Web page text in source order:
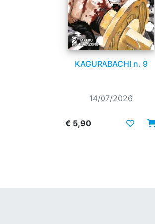
KAGURABACHI n. 9
14/07/2026
€ 5,90